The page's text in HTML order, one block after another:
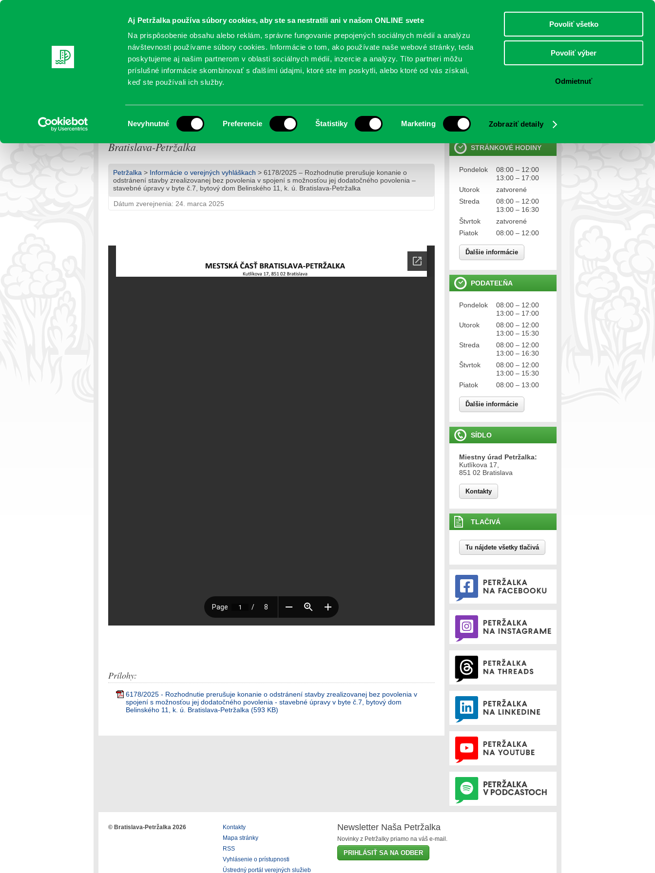
Aj Petržalka používa súbory cookies, aby ste sa nestratili ani v našom ONLINE svete
Na prispôsobenie obsahu alebo reklám, správne fungovanie prepojených sociálnych médií a analýzu
návštevnosti používame súbory cookies. Informácie o tom, ako používate naše webové stránky, teda
poskytujeme aj našim partnerom v oblasti sociálnych médií, inzercie a analýzy. Títo partneri môžu
príslušné informácie skombinovať s ďalšími údajmi, ktoré ste im poskytli, alebo ktoré od vás získali,
keď ste používali ich služby.
súhlasu
Nevyhnutné Preferencie Štatistiky Marketing Zobraziť detaily
Povoliť všetko
Povoliť výber
Odmietnuť
Oficiálne stránky
PETRŽALSKÉ KONTO
AKTUALITY SAMOSPRÁVA ORGANIZÁCIE OBLASTI NOVINY MAPY TLAČIVÁ KONTAKTY
Ochrana osobných údajov
STRÁNKOVÉ HODINY
Pondelok
08:00 – 12:00
13:00 – 17:00
Utorok
zatvorené
Streda
08:00 – 12:00
13:00 – 16:30
Štvrtok
zatvorené
Piatok
08:00 – 12:00
Ďalšie informácie
PODATEĽŇA
Pondelok
08:00 – 12:00
13:00 – 17:00
Utorok
08:00 – 12:00
13:00 – 15:30
Streda
08:00 – 12:00
13:00 – 16:30
Štvrtok
08:00 – 12:00
13:00 – 15:30
Piatok
08:00 – 13:00
Ďalšie informácie
SÍDLO
Miestny úrad Petržalka:
Kutlíkova 17,
851 02 Bratislava
Kontakty
TLAČIVÁ
Tu nájdete všetky tlačivá
6178/2025 – Rozhodnutie prerušuje konanie o odstránení stavby
zrealizovanej bez povolenia v spojení s možnosťou jej dodatočného
povolenia – stavebné úpravy v byte č.7, bytový dom Belinského 11, k. ú.
Bratislava-Petržalka
Petržalka > Informácie o verejných vyhláškach > 6178/2025 – Rozhodnutie prerušuje konanie o
odstránení stavby zrealizovanej bez povolenia v spojení s možnosťou jej dodatočného povolenia –
stavebné úpravy v byte č.7, bytový dom Belinského 11, k. ú. Bratislava-Petržalka
Dátum zverejnenia: 24. marca 2025
Prílohy:
6178/2025 - Rozhodnutie prerušuje konanie o odstránení stavby zrealizovanej bez povolenia v
spojení s možnosťou jej dodatočného povolenia - stavebné úpravy v byte č.7, bytový dom
Belinského 11, k. ú. Bratislava-Petržalka (593 KB)
© Bratislava-Petržalka 2026
Kontakty
Mapa stránky
RSS
Vyhlásenie o prístupnosti
Ústredný portál verejných služieb
Newsletter Naša Petržalka
Novinky z Petržalky priamo na váš e-mail.
PRIHLÁSIŤ SA NA ODBER